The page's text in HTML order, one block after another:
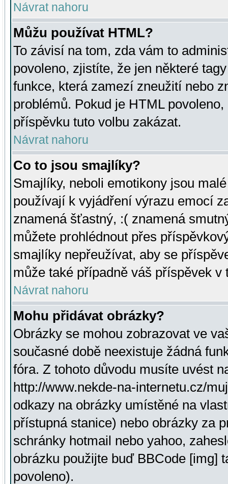
Návrat nahoru
Můžu používat HTML?
To závisí na tom, zda vám to
povoleno, zjistíte, že jen některé
funkce, která zamezí zneužití nebo
problémů. Pokud je HTML
příspěvku tuto volbu zakázat.
Návrat nahoru
Co to jsou smajlíky?
Smajlíky, neboli emotikony jsou
používají k vyjádření výrazu emocí
znamená šťastný, :( znamená
můžete prohlédnout přes
smajlíky nepřeužívat, aby se
může také případně váš příspěvek v
Návrat nahoru
Mohu přidávat obrázky?
Obrázky se mohou zobrazovat ve
současné době neexistuje žádná
fóra. Z tohoto důvodu musíte uvést
http://www.nekde-na-internetu.cz/
odkazy na obrázky umístěné na
přístupná stanice) nebo obrázky za
schránky hotmail nebo yahoo,
obrázku použijte buď BBCode [img]
povoleno).